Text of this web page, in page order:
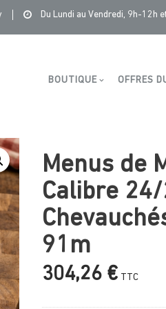
Du Lundi au Vendredi, 9h-12h
BOUTIQUE OFFRES
Menus de
Calibre
91m
304,26 € TTC